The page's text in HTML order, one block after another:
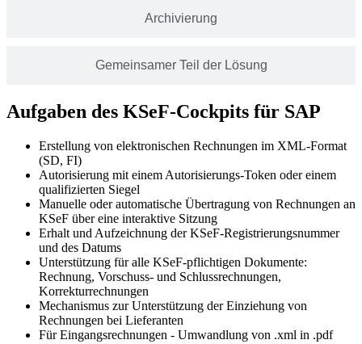
Archivierung
Gemeinsamer Teil der Lösung
Aufgaben des KSeF-Cockpits für SAP
Erstellung von elektronischen Rechnungen im XML-Format
(SD, FI)
Autorisierung mit einem Autorisierungs-Token oder einem
qualifizierten Siegel
Manuelle oder automatische Übertragung von Rechnungen an
KSeF über eine interaktive Sitzung
Erhalt und Aufzeichnung der KSeF-Registrierungsnummer
und des Datums
Unterstützung für alle KSeF-pflichtigen Dokumente:
Rechnung, Vorschuss- und Schlussrechnungen,
Korrekturrechnungen
Mechanismus zur Unterstützung der Einziehung von
Rechnungen bei Lieferanten
Für Eingangsrechnungen - Umwandlung von .xml in .pdf